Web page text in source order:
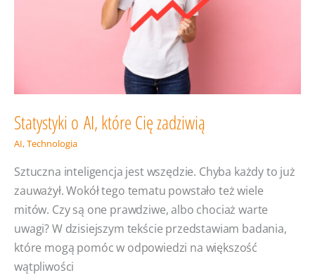
Statystyki o AI, które Cię zadziwią
AI,Technologia
Sztuczna inteligencja jest wszędzie. Chyba każdy to już
zauważył. Wokół tego tematu powstało też wiele
mitów. Czy są one prawdziwe, albo chociaż warte
uwagi? W dzisiejszym tekście przedstawiam badania,
które mogą pomóc w odpowiedzi na większość
wątpliwości